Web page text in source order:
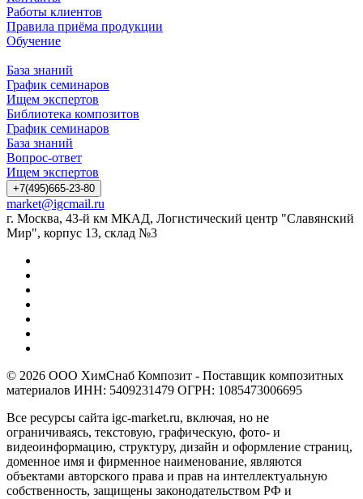
Работы клиентов
Правила приёма продукции
Обучение
База знаний
График семинаров
Ищем экспертов
Библиотека композитов
График семинаров
База знаний
Вопрос-ответ
Ищем экспертов
+7(495)665-23-80
market@igcmail.ru
г. Москва, 43-й км МКАД, Логистический центр "Славянский
Мир", корпус 13, склад №3
© 2026 ООО ХимСнаб Композит - Поставщик композитных
материалов ИНН: 5409231479 ОГРН: 1085473006695
Все ресурсы сайта igc-market.ru, включая, но не
ограничиваясь, текстовую, графическую, фото- и
видеоинформацию, структуру, дизайн и оформление страниц,
доменное имя и фирменное наименование, являются
объектами авторского права и прав на интеллектуальную
собственность, защищены законодательством РФ и